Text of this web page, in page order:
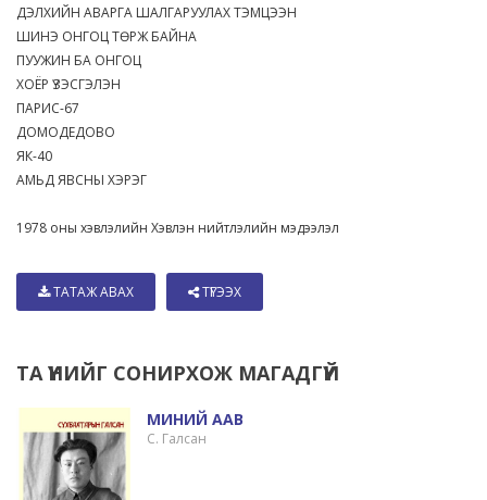
ДЭЛХИЙН АВАРГА ШАЛГАРУУЛАХ ТЭМЦЭЭН
ШИНЭ ОНГОЦ ТӨРЖ БАЙНА
ПУУЖИН БА ОНГОЦ
ХОЁР ҮЗЭСГЭЛЭН
ПАРИС-67
ДОМОДЕДОВО
ЯК-40
АМЬД ЯВСНЫ ХЭРЭГ
1978 оны хэвлэлийн Хэвлэн нийтлэлийн мэдээлэл
ТАТАЖ АВАХ ТҮГЭЭХ
ТА ҮҮНИЙГ СОНИРХОЖ МАГАДГҮЙ
МИНИЙ ААВ
С. Галсан